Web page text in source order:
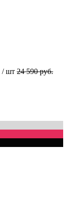
/ шт 24 590 руб.